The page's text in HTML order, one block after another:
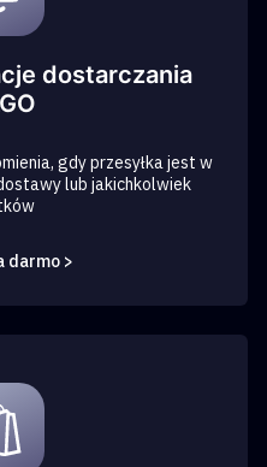
dostarczania
gdy przesyłka jest w
lub jakichkolwiek
darmo >